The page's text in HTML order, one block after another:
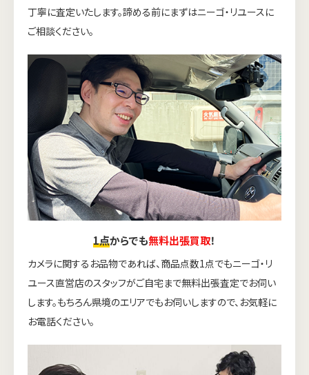
丁寧に査定いたします。諦める前にまずはニーゴ・リユースに
ご相談ください。
1点からでも無料出張買取！
カメラに関するお品物であれば、商品点数1点でもニーゴ・リ
ユース直営店のスタッフがご自宅まで無料出張査定でお伺い
します。もちろん県境のエリアでもお伺いしますので、お気軽に
お電話ください。